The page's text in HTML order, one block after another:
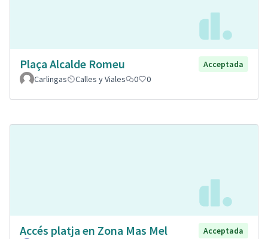
Plaça Alcalde Romeu
Acceptada
Carlingas
Calles y Viales 0 0
Accés platja en Zona Mas Mel
Acceptada